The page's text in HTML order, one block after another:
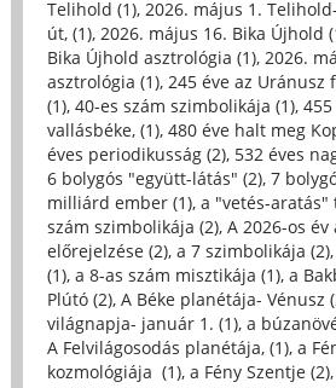
Telihold (1), 2026. május 1.
út, (1), 2026. május 16. Bika Újhold
Bika Újhold asztrológia (1), 2026.
asztrológia (1), 245 éve az Uránusz
(1), 40-es szám szimbolikája (1),
vallásbéke, (1), 480 éve halt meg
éves periodikusság (2), 532 éves
6 bolygós "együtt-látás" (2), 7
milliárd ember (1), a "vetés-aratás"
szám szimbolikája (2), A 2026-os
előrejelzése (2), a 7 szimbolikája (2),
(1), a 8-as szám misztikája (1), a
Plútó (2), A Béke planétája- Vénusz
világnapja- január 1. (1), a
A Felvilágosodás planétája, (1), a
kozmológiája (1), a Fény Szentje (2),